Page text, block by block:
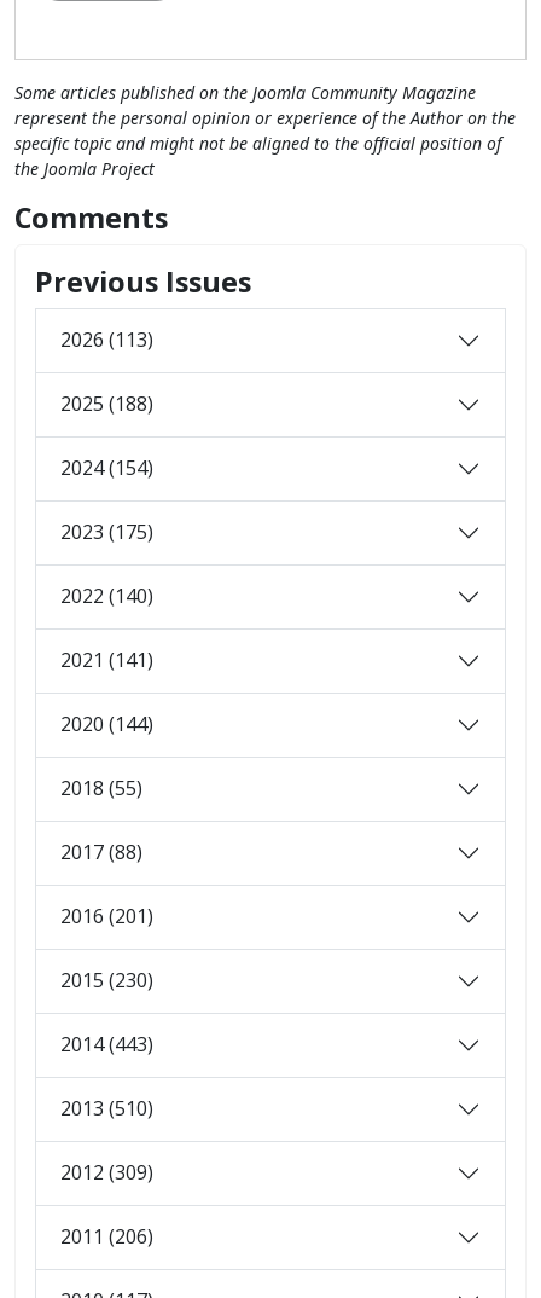
Some articles published on the Joomla Community Magazine
represent the personal opinion or experience of the Author on the
specific topic and might not be aligned to the official position of
the Joomla Project
Comments
Previous Issues
2026 (113)
2025 (188)
2024 (154)
2023 (175)
2022 (140)
2021 (141)
2020 (144)
2018 (55)
2017 (88)
2016 (201)
2015 (230)
2014 (443)
2013 (510)
2012 (309)
2011 (206)